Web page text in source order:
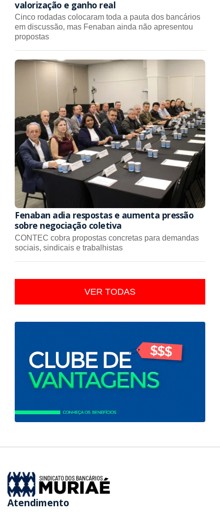
valorização e ganho real
Cinco rodadas colocaram toda a pauta dos bancários
em discussão, mas Fenaban ainda não apresentou
propostas
Fenaban adia respostas e aumenta pressão
sobre negociação coletiva
CONTEC cobra propostas concretas para demandas
sociais, sindicais e trabalhistas
VER TODAS
Atendimento